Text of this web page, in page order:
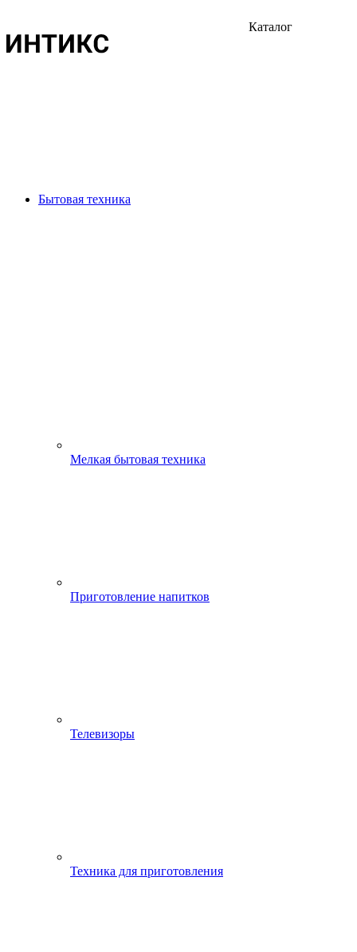
Каталог
Бытовая техника
Мелкая бытовая техника
Приготовление напитков
Телевизоры
Техника для приготовления